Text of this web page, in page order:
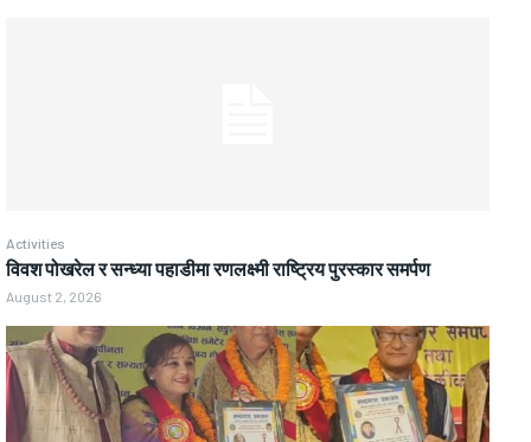
Activities
विवश पोखरेल र सन्ध्या पहाडीमा रणलक्ष्मी राष्ट्रिय पुरस्कार समर्पण
August 2, 2026